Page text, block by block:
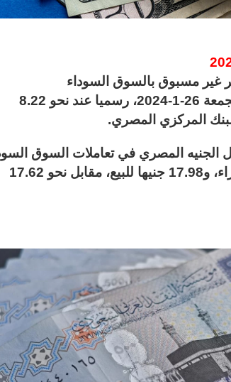
استقر متوسط سعر صرف الريال السعودي، اليوم الجمعة 26-1-2024، رسميا عند نحو 8.22
المصري في تعاملات السوق
اليوم الجمعة 26-1-2024، إلى نحو 17.71 جنيها للشراء، و17.98 جنيها للبيع، مقابل نحو 17.62